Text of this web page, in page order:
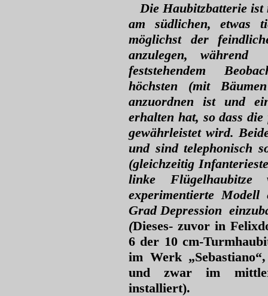
Die Haubitzbatterie
am südlichen, etwas
möglichst der
anzulegen, während
feststehendem
höchsten (mit
anzuordnen ist und
erhalten hat, so dass
gewährleistet wird.
und sind telephonisch
(gleichzeitig
linke
experimentierte
Grad Depression
(Dieses- zuvor in
6 der 10 cm-
im Werk
und zwar im
installiert).